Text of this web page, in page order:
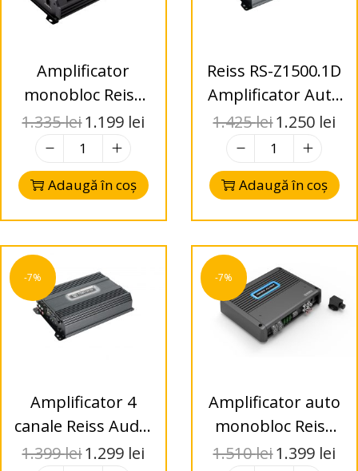
Amplificator
monobloc Reiss
Audio RS-
W2000.1D 2000W
RMS 1 Ohm Class
D
1.335lei1.199 lei
Adaugă în coș
Reiss RS-Z1500.1D
Amplificator Auto
Monoblock Class
D 1500W RMS
1.425lei1.250 lei
Adaugă în coș
-7%
Amplificator 4
canale Reiss Audio
RS-Z200.4D Class
1.399lei1.299 lei
-7%
Amplificator auto
monobloc Reiss
Audio RS-
1.510lei1.399 lei